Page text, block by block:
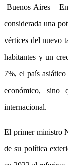
Buenos Aires –
considerada una
vértices del nuevo
habitantes y un
7%, el país
económico, sino
internacional.
El primer ministro
de su política